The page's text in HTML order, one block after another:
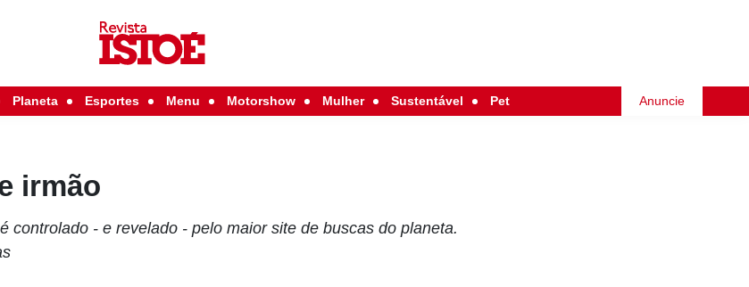
Planeta Esportes Menu Motorshow Mulher Sustentável Pet Anuncie
irmão
controlado - e revelado - pelo maior site de buscas do planeta.